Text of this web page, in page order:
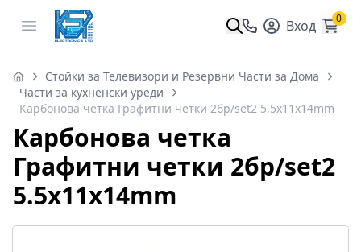
Open menu Вход 0
Стойки за Телевизори и Резервни Части за Дома
Части за кухненски уреди
Карбонова четка Графитни четки 2бр/set2 5.5x11x14mm
Карбонова четка
Графитни четки 2бр/set2
5.5x11x14mm